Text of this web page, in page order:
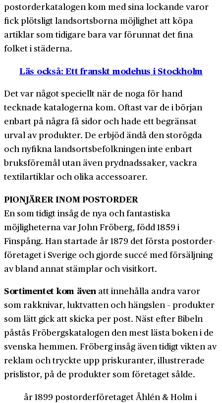
post­order­katalogen kom med sina lockande varor
fick plötsligt lands­orts­borna möjlighet att köpa
artiklar som tidigare bara var förunnat det fina
folket i städerna.
Läs också: Ett franskt modehus i Stockholm
Det var något speciellt när de noga för hand
tecknade katalogerna kom. Oftast var de i början
enbart på några få sidor och hade ett begränsat
urval av produkter. De erbjöd ändå den stor­ögda
och nyfikna lands­orts­befolkningen inte enbart
bruks­föremål utan även prydnads­saker, vackra
textil­artiklar och olika accessoarer.
PIONJÄRER INOM POSTORDER
En som tidigt insåg de nya och fantastiska
möjligheterna var John Fröberg, född 1859 i
Finspång. Han startade år 1879 det första postorder­
företaget i Sverige och gjorde succé med för­säljning
av bland annat stämplar och visit­kort.
Sortimentet kom ävenatt inne­hålla andra varor
som rak­knivar, lukt­vatten och hängslen – produkter
som lätt gick att skicka per post. Näst efter Bibeln
påstås Fröbergs­katalogen den mest lästa boken i de
svenska hemmen. Fröberg insåg även tidigt vikten av
reklam och tryckte upp pris­kuranter, illustrerade
pris­listor, på de produkter som företaget sålde.
år 1899 post­order­företaget Åhlén & Holm i